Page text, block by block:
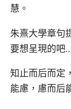
慧。
朱熹大學章句
要想呈現的吧..
知止而后而定
能慮，慮而后